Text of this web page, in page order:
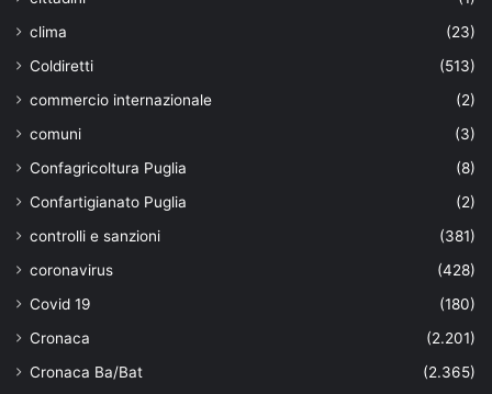
clima
(23)
Coldiretti
(513)
commercio internazionale
(2)
comuni
(3)
Confagricoltura Puglia
(8)
Confartigianato Puglia
(2)
controlli e sanzioni
(381)
coronavirus
(428)
Covid 19
(180)
Cronaca
(2.201)
Cronaca Ba/Bat
(2.365)